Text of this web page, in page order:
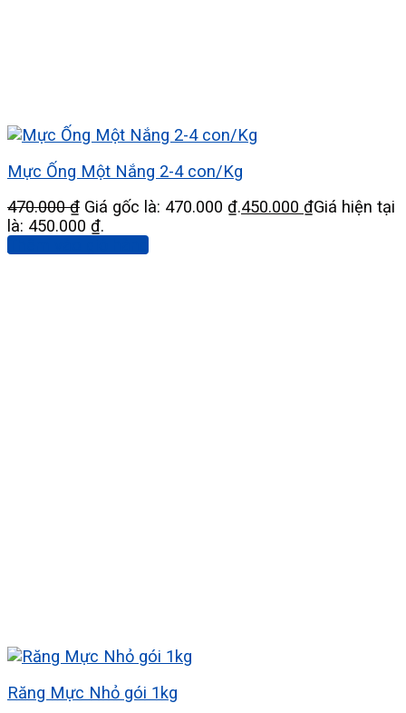
Mực Ống Một Nắng 2-4 con/Kg
470.000₫ Giá gốc là: 470.000 ₫.450.000 ₫Giá hiện tại
là: 450.000 ₫.
Răng Mực Nhỏ gói 1kg